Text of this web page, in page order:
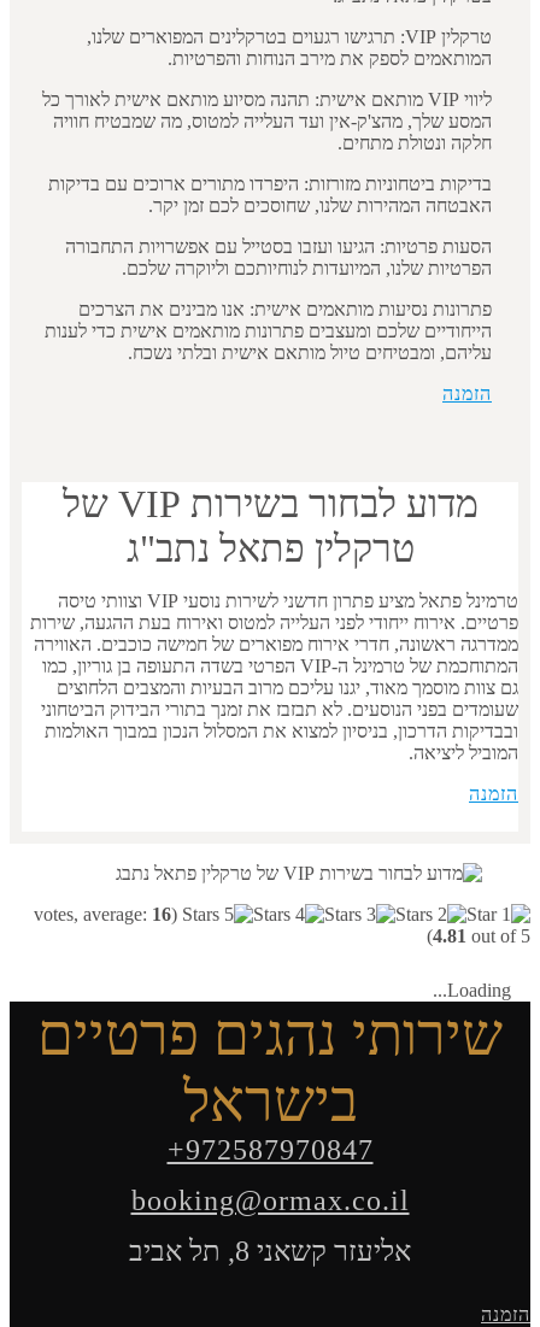
טרקלין VIP: תרגישו רגעוים בטרקלינים המפוארים שלנו,
המותאמים לספק את מירב הנוחות והפרטיות.
ליווי VIP מותאם אישית: תהנה מסיוע מותאם אישית לאורך כל
המסע שלך, מהצ'ק-אין ועד העלייה למטוס, מה שמבטיח חוויה
חלקה ונטולת מתחים.
בדיקות ביטחוניות מזורזות: היפרדו מתורים ארוכים עם בדיקות
האבטחה המהירות שלנו, שחוסכים לכם זמן יקר.
הסעות פרטיות: הגיעו ועזבו בסטייל עם אפשרויות התחבורה
הפרטיות שלנו, המיועדות לנוחיותכם וליוקרה שלכם.
פתרונות נסיעות מותאמים אישית: אנו מבינים את הצרכים
הייחודיים שלכם ומעצבים פתרונות מותאמים אישית כדי לענות
עליהם, ומבטיחים טיול מותאם אישית ובלתי נשכח.
הזמנה
מדוע לבחור בשירות VIP של
טרקלין פתאל נתב"ג
טרמינל פתאל מציע פתרון חדשני לשירות נוסעי VIP וצוותי טיסה
פרטיים. אירוח ייחודי לפני העלייה למטוס ואירוח בעת ההגעה, שירות
ממדרגה ראשונה, חדרי אירוח מפוארים של חמישה כוכבים. האווירה
המתוחכמת של טרמינל ה-VIP הפרטי בשדה התעופה בן גוריון, כמו
גם צוות מוסמך מאוד, יגנו עליכם מרוב הבעיות והמצבים הלחוצים
שעומדים בפני הנוסעים. לא תבזבז את זמנך בתורי הבידוק הביטחוני
ובבדיקות הדרכון, בניסיון למצוא את המסלול הנכון במבוך האולמות
המוביל ליציאה.
הזמנה
(
16
4.81 out of 5)
Loading...
שירותי נהגים פרטיים
בישראל
+972587970847
booking@ormax.co.il
אליעזר קשאני 8, תל אביב
הזמנה